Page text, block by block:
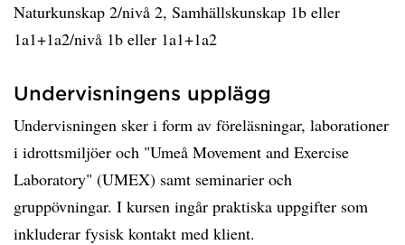
Naturkunskap 2/nivå 2, Samhällskunskap 1b eller
1a1+1a2/nivå 1b eller 1a1+1a2
Undervisningens upplägg
Undervisningen sker i form av föreläsningar, laborationer
i idrottsmiljöer och "Umeå Movement and Exercise
Laboratory" (UMEX) samt seminarier och
gruppövningar. I kursen ingår praktiska uppgifter som
inkluderar fysisk kontakt med klient.